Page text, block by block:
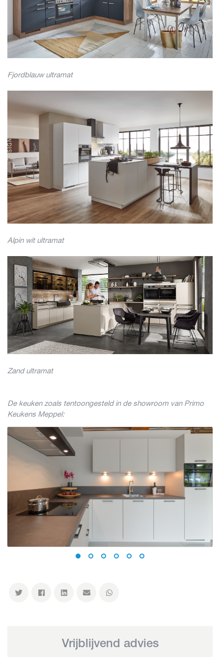
Fjordblauw ultramat
Alpin wit ultramat
Zand ultramat
De keuken zoals tentoongesteld in de showroom van Primo
Keukens Meppel:
Vrijblijvend advies